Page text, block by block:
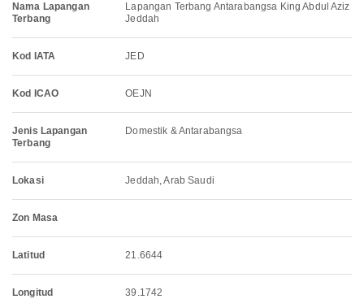
Nama Lapangan
Terbang
Lapangan Terbang Antarabangsa King Abdul Aziz
Jeddah
Kod IATA JED
Kod ICAO OEJN
Jenis Lapangan
Terbang
Domestik & Antarabangsa
Lokasi Jeddah, Arab Saudi
Zon Masa
Latitud 21.6644
Longitud 39.1742